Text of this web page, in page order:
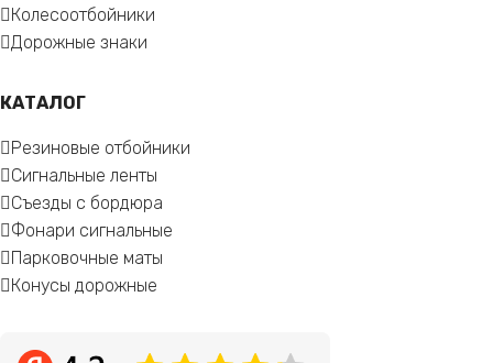
Колесоотбойники
Дорожные знаки
КАТАЛОГ
Резиновые отбойники
Сигнальные ленты
Съезды с бордюра
Фонари сигнальные
Парковочные маты
Конусы дорожные